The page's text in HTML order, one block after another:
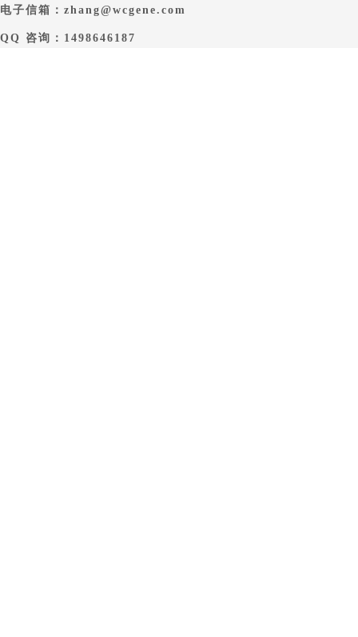
电子信箱：zhang@wcgene.com
QQ 咨询：1498646187